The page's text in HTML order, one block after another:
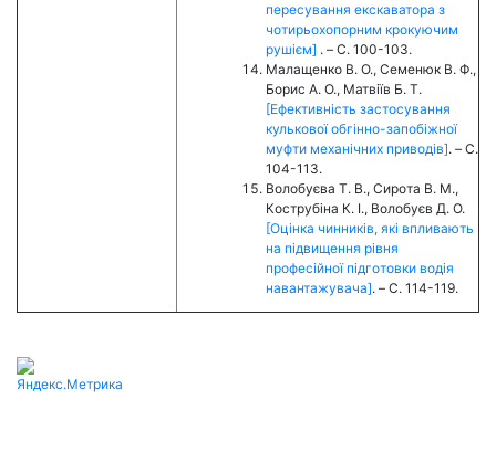
пересування екскаватора з
чотирьохопорним крокуючим
рушієм] . – C. 100-103.
Малащенко В. О., Семенюк В. Ф.,
Борис А. О., Матвіїв Б. Т.
[Ефективність застосування
кулькової обгінно-запобіжної
муфти механічних приводів]. – C.
104-113.
Волобуєва Т. В., Сирота В. М.,
Кострубіна К. І., Волобуєв Д. О.
[Оцінка чинників, які впливають
на підвищення рівня
професійної підготовки водія
навантажувача]. – C. 114-119.